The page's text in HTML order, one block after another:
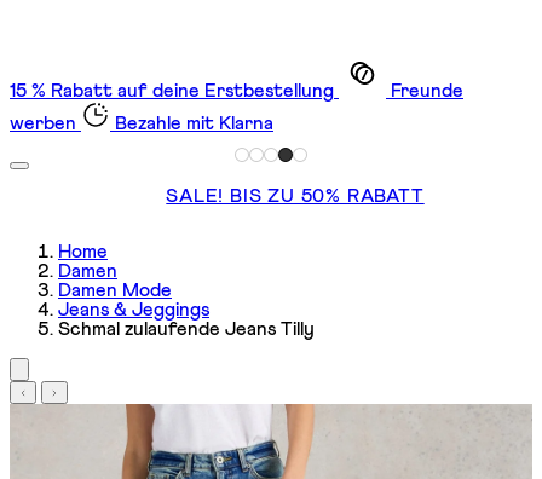
15 % Rabatt auf deine Erstbestellung
Freunde
werben
Bezahle mit Klarna
SALE! BIS ZU 50% RABATT
Home
Damen
Damen Mode
Jeans & Jeggings
Schmal zulaufende Jeans Tilly